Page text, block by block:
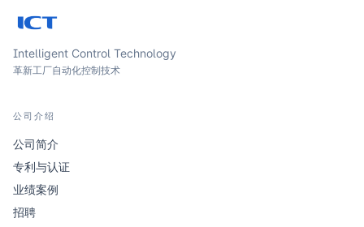
Intelligent Control Technology
革新工厂自动化控制技术
公司介绍
公司简介
专利与认证
业绩案例
招聘